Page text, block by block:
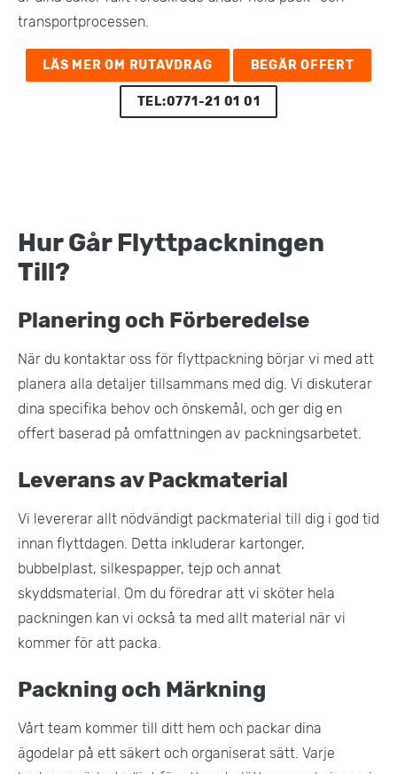
transportprocessen​.
LÄS MER OM RUTAVDRAG BEGÄR OFFERT
TEL:0771-21 01 01
Hur Går Flyttpackningen
Till?
Planering och Förberedelse
När du kontaktar oss för flyttpackning börjar vi med att
planera alla detaljer tillsammans med dig. Vi diskuterar
dina specifika behov och önskemål, och ger dig en
offert baserad på omfattningen av packningsarbetet.
Leverans av Packmaterial
Vi levererar allt nödvändigt packmaterial till dig i god tid
innan flyttdagen. Detta inkluderar kartonger,
bubbelplast, silkespapper, tejp och annat
skyddsmaterial. Om du föredrar att vi sköter hela
packningen kan vi också ta med allt material när vi
kommer för att packa​.
Packning och Märkning
Vårt team kommer till ditt hem och packar dina
ägodelar på ett säkert och organiserat sätt. Varje